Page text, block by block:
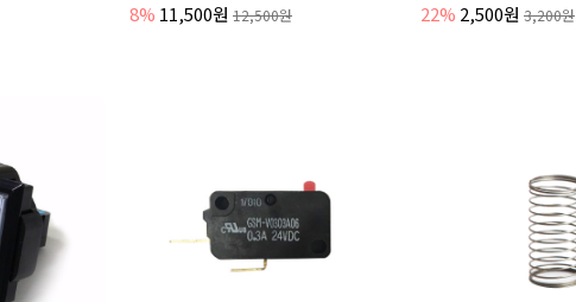
8% 11,500원 12,500원 22% 2,500원 3,200원